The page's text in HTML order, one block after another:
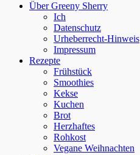
Über Greeny Sherry
Ich
Datenschutz
Urheberrecht-Hinweis
Impressum
Rezepte
Frühstück
Smoothies
Kekse
Kuchen
Brot
Herzhaftes
Rohkost
Vegane Weihnachten